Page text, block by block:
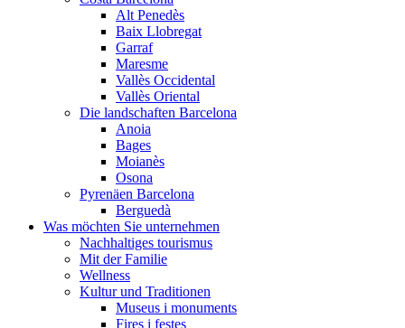
Alt Penedès
Baix Llobregat
Garraf
Maresme
Vallès Occidental
Vallès Oriental
Die landschaften Barcelona
Anoia
Bages
Moianès
Osona
Pyrenäen Barcelona
Berguedà
Was möchten Sie unternehmen
Nachhaltiges tourismus
Mit der Familie
Wellness
Kultur und Traditionen
Museus i monuments
Fires i festes